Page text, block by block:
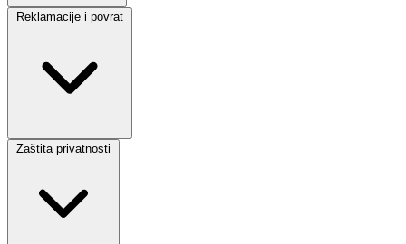
Reklamacije i povrat
Zaštita privatnosti